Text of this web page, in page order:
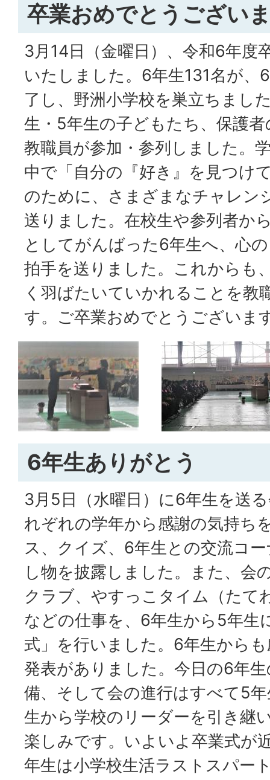
卒業おめでとうござい
3月14日（金曜日）、令和6年度
いたしました。6年生131名が、
了し、野洲小学校を巣立ちまし
生・5年生の子どもたち、保護
教職員が参加・参列しました。
中で「自分の『好き』を見つけ
のために、さまざまなチャレン
送りました。在校生や参列者か
としてがんばった6年生へ、心
拍手を送りました。これからも
く羽ばたいていかれることを教
す。ご卒業おめでとうございま
6年生ありがとう
3月5日（水曜日）に6年生を送
れぞれの学年から感謝の気持ち
ス、クイズ、6年生との交流コ
し物を披露しました。また、会
クラブ、やすっこタイム（たて
などの仕事を、6年生から5年生
式」を行いました。6年生から
発表がありました。今日の6年
備、そして会の進行はすべて5
生から学校のリーダーを引き継
楽しみです。いよいよ卒業式が
年生は小学校生活ラストスパー